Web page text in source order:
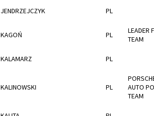
JENDRZEJCZYK PL
KAGOŃ PL
LEADER
TEAM
KALAMARZ PL
KALINOWSKI PL
AUTO
TEAM